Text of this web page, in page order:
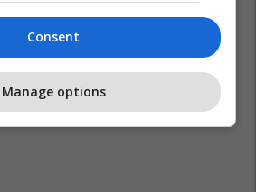
Consent
Manage options